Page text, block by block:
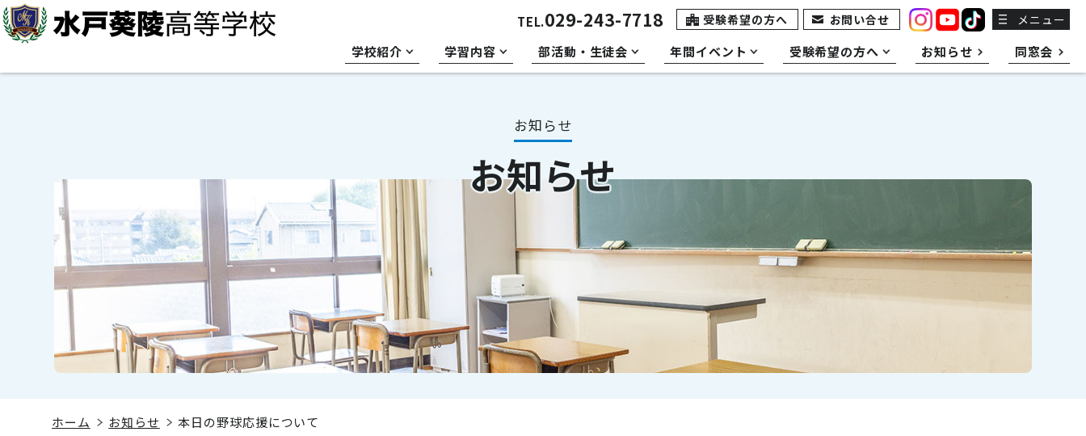
学校紹介 学習内容 部活動・生徒会 年間イベント 受験希望の方へ お知らせ 同窓会
TEL.029-243-7718 受験希望の方へ お問い合せ
お知らせ
お知らせ
ホーム お知らせ 本日の野球応援について
メニュー